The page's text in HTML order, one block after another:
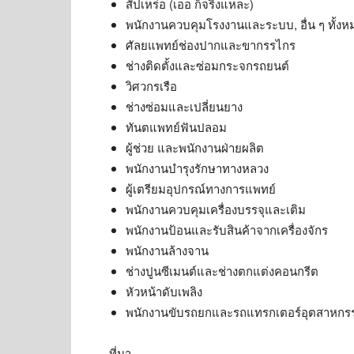
สัปเหร่อ (เออ ก็จริงแหละ)
พนักงานควบคุมโรงงานและระบบ, อื่น ๆ ทั้งห
ศัลยแพทย์ช่องปากและขากรรไกร
ช่างติดตั้งและซ่อมกระจกรถยนต์
วิศวกรเรือ
ช่างซ่อมและเปลี่ยนยาง
ทันตแพทย์ฟันปลอม
ผู้ช่วย และพนักงานฝ่ายผลิต
พนักงานบำรุงรักษาทางหลวง
ผู้เตรียมอุปกรณ์ทางการแพทย์
พนักงานควบคุมเครื่องบรรจุและเติม
พนักงานป้อนและรับสินค้าจากเครื่องจักร
พนักงานล้างจาน
ช่างปูนซีเมนต์และช่างตกแต่งคอนกรีต
หัวหน้าดับเพลิง
พนักงานขับรถยกและรถแทรกเตอร์อุตสาหกร